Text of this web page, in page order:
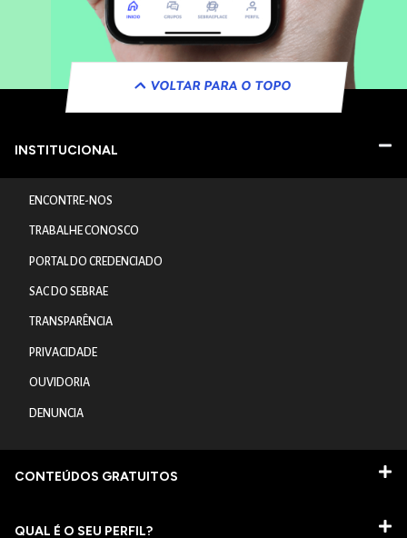
VOLTAR PARA O TOPO
INSTITUCIONAL
ENCONTRE-NOS
TRABALHE CONOSCO
PORTAL DO CREDENCIADO
SAC DO SEBRAE
TRANSPARÊNCIA
PRIVACIDADE
OUVIDORIA
DENUNCIA
CONTEÚDOS GRATUITOS
QUAL É O SEU PERFIL?